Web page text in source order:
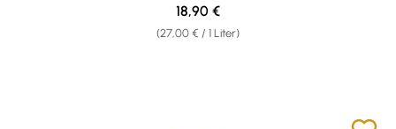
(27,00 € / 1 Liter)
Regulärer Preis:
18,90 €